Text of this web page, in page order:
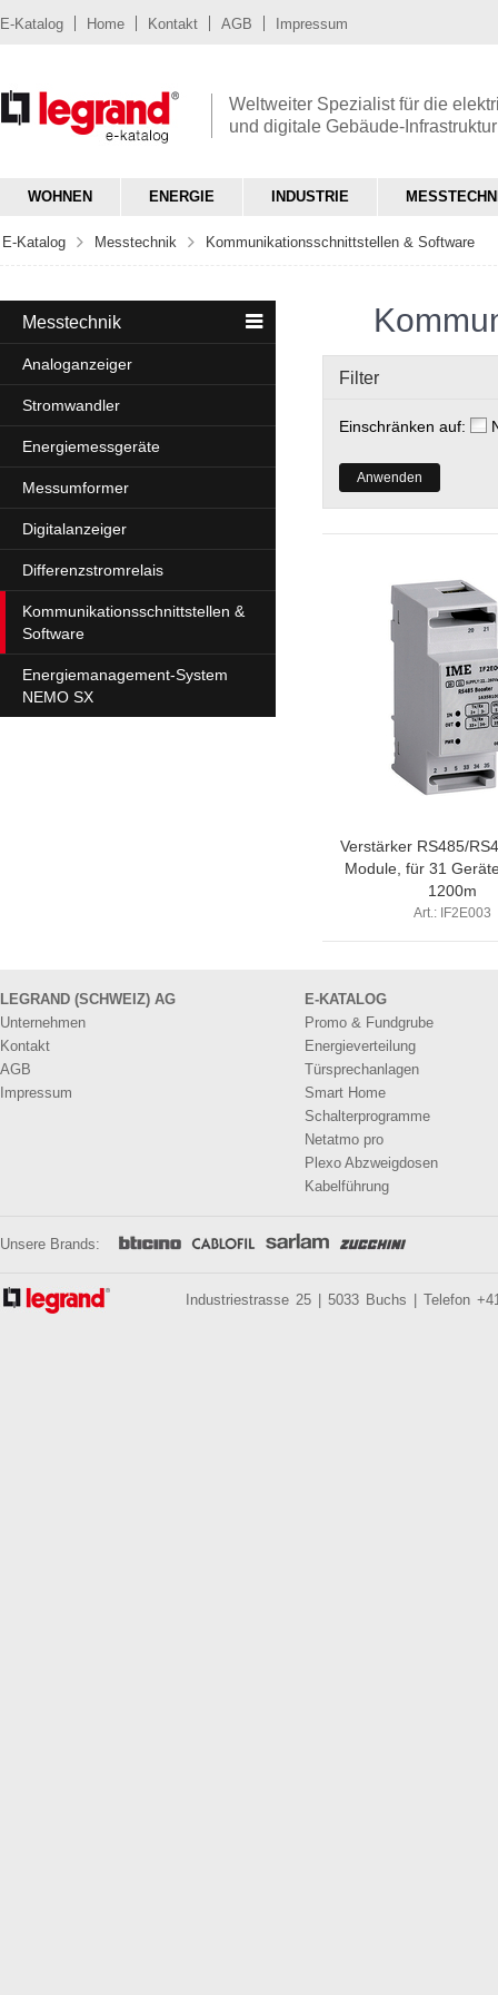
E-Katalog Home Kontakt AGB Impressum
Weltweiter Spezialist für die
und digitale Gebäude-Infrastruktur
WOHNEN ENERGIE INDUSTRIE
E-Katalog Messtechnik Kommunikationsschnittstellen & Software
Messtechnik
Analoganzeiger
Stromwandler
Energiemessgeräte
Messumformer
Digitalanzeiger
Differenzstromrelais
Kommunikationsschnittstellen &
Software
Energiemanagement-System
NEMO SX
Filter
Einschränken auf:
Anwenden
Verstärker RS485/
Module, für 31
1200m
Art.: IF2E003
LEGRAND (SCHWEIZ) AG
Unternehmen
Kontakt
AGB
Impressum
E-KATALOG
Promo & Fundgrube
Energieverteilung
Türsprechanlagen
Smart Home
Schalterprogramme
Netatmo pro
Plexo Abzweigdosen
Kabelführung
Unsere Brands:
Industriestrasse 25 | 5033 Buchs | Telefon